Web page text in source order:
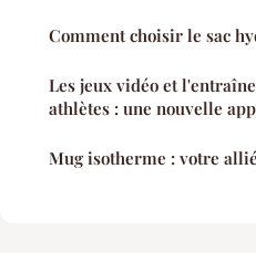
Comment choisir le sac
Les jeux vidéo et
athlètes : une nouvelle
Mug isotherme : votre